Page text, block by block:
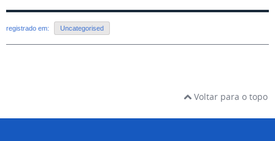
registrado em: Uncategorised
Voltar para o topo